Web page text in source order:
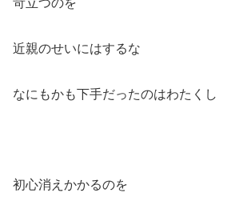
苛立つのを
近親のせいにはするな
なにもかも下手だったのはわたくし
初心消えかかるのを